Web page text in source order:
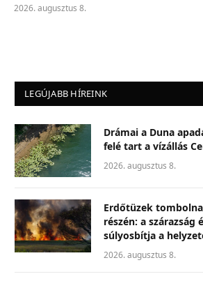
2026. augusztus 8.
LEGÚJABB HÍREINK
Drámai a Duna
felé tart a vízállás
2026. augusztus 8.
Erdőtüzek
részén: a szárazság
súlyosbítja a
2026. augusztus 8.